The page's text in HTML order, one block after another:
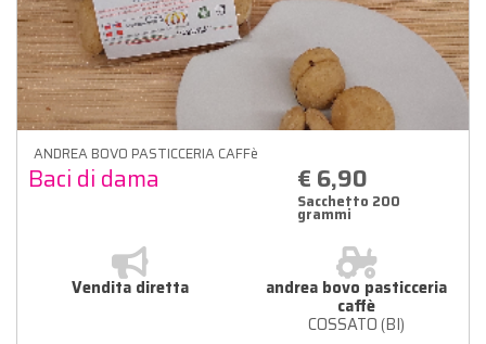
ANDREA BOVO PASTICCERIA CAFFè
Baci di dama € 6,90
Sacchetto 200
grammi
Vendita diretta andrea bovo pasticceria
caffè
COSSATO (BI)